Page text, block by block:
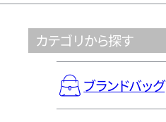
カテゴリから探す
ブランドバッグ